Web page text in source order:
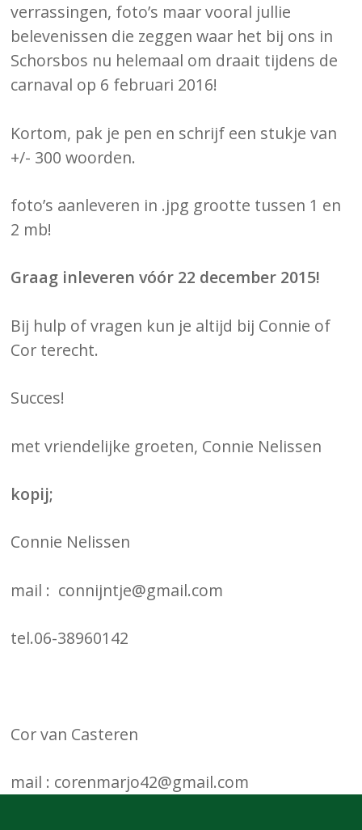
verrassingen, foto’s maar vooral jullie
belevenissen die zeggen waar het bij ons in
Schorsbos nu helemaal om draait tijdens de
carnaval op 6 februari 2016!
Kortom, pak je pen en schrijf een stukje van
+/- 300 woorden.
foto’s aanleveren in .jpg grootte tussen 1 en
2 mb!
Graag inleveren vóór 22 december 2015!
Bij hulp of vragen kun je altijd bij Connie of
Cor terecht.
Succes!
met vriendelijke groeten, Connie Nelissen
kopij;
Connie Nelissen
mail : connijntje@gmail.com
tel.06-38960142
Cor van Casteren
mail : corenmarjo42@gmail.com